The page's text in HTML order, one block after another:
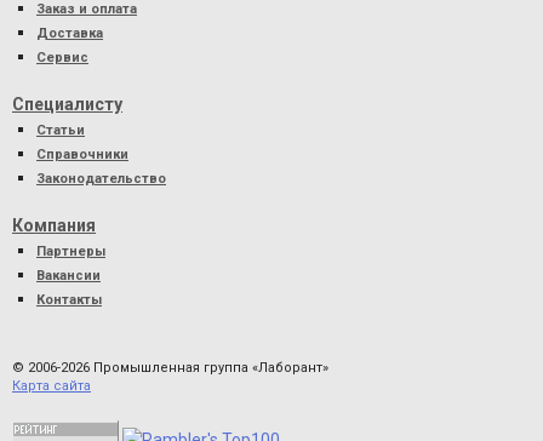
Заказ и оплата
Доставка
Сервис
Специалисту
Статьи
Справочники
Законодательство
Компания
Партнеры
Вакансии
Контакты
© 2006-2026 Промышленная группа «Лаборант»
Карта сайта